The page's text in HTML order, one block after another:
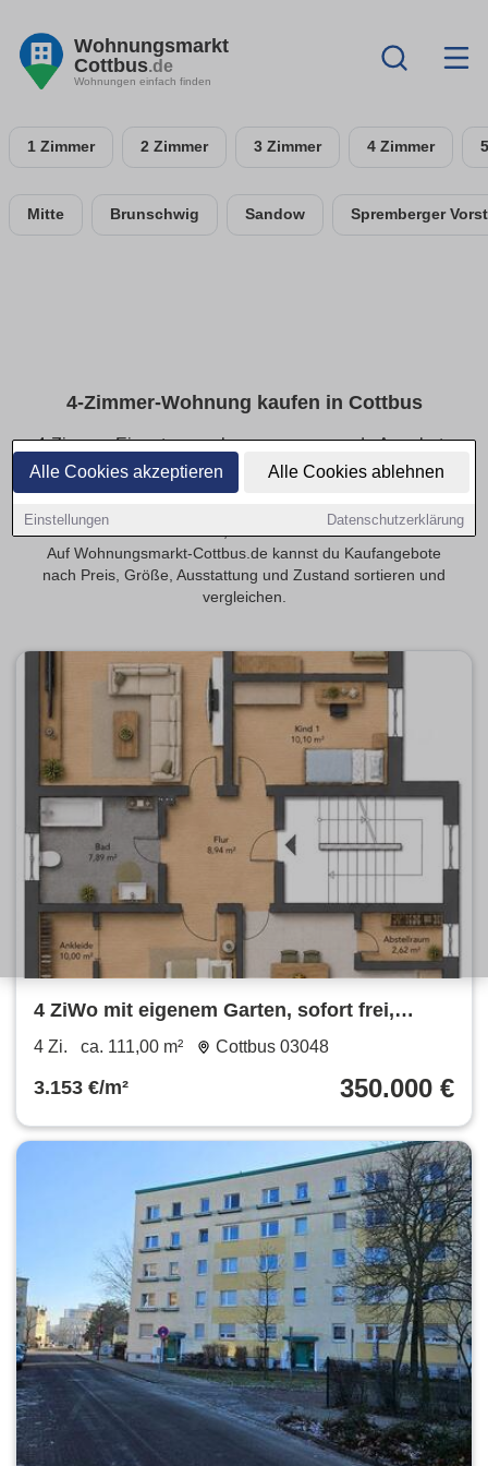
Alle Cookies akzeptieren Alle Cookies ablehnen
Einstellungen Datenschutzerklärung
Wohnungsmarkt
Cottbus.de
Wohnungen einfach finden
1 Zimmer 2 Zimmer 3 Zimmer 4 Zimmer
Mitte Brunschwig Sandow Spremberger
4-Zimmer-Wohnung kaufen in Cottbus
4-Zimmer-Eigentumswohnungen: passende Angebote
schnell finden
du mehr Raum für Familie, Gäste oder Homeoffice suchst.
Auf Wohnungsmarkt-Cottbus.de kannst du Kaufangebote
nach Preis, Größe, Ausstattung und Zustand sortieren und
vergleichen.
4 ZiWo mit eigenem Garten, sofort frei,
Provisionsfrei
4 Zi. ca. 111,00 m² Cottbus 03048
3.153 €/m² 350.000 €